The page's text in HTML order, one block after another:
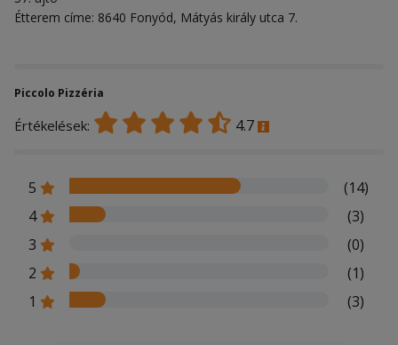
Étterem címe: 8640 Fonyód, Mátyás király utca 7.
Piccolo Pizzéria
Értékelések: 4.7
5
(14)
4
(3)
3
(0)
2
(1)
1
(3)